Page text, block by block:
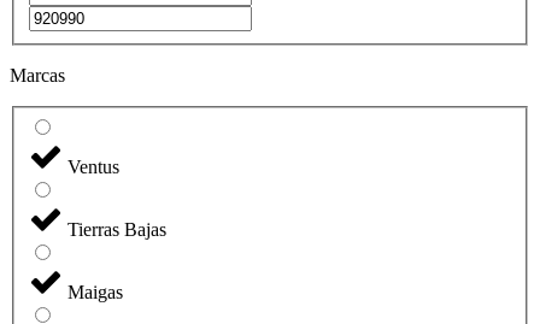
Marcas
Ventus
Tierras Bajas
Maigas